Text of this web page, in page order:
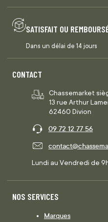
SATISFAIT OU
Dans un délai de 14 jours
CONTACT
Chassemarket
13 rue Arthur
62460 Divion
09 72 12 77 56
Lundi au Vendredi de
NOS SERVICES
Marques